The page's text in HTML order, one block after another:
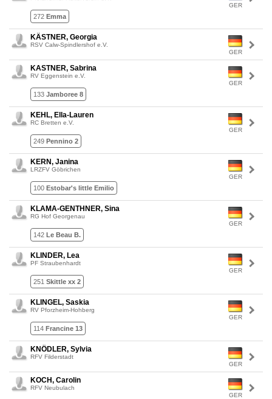
GER
272 Emma
GER
KÄSTNER, Georgia
RSV Calw-Spindlershof e.V.
GER
KASTNER, Sabrina
RV Eggenstein e.V.
133 Jamboree 8
GER
KEHL, Ella-Lauren
RC Bretten e.V.
249 Pennino 2
GER
KERN, Janina
LRZFV Göbrichen
100 Estobar's little Emilio
GER
KLAMA-GENTHNER, Sina
RG Hof Georgenau
142 Le Beau B.
GER
KLINDER, Lea
PF Straubenhardt
251 Skittle xx 2
GER
KLINGEL, Saskia
RV Pforzheim-Hohberg
114 Francine 13
GER
KNÖDLER, Sylvia
RFV Filderstadt
GER
KOCH, Carolin
RFV Neubulach